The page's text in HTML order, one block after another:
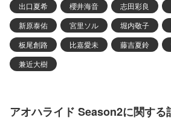
出口夏希 櫻井海音 志田彩良
新原泰佑
宮里ソル 堀内敬子
板尾創路
比嘉愛未 藤吉夏鈴
兼近大樹
アオハライド Season2に関する